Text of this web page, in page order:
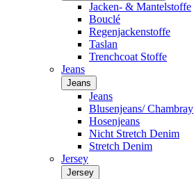
Jacken- & Mantelstoffe
Bouclé
Regenjackenstoffe
Taslan
Trenchcoat Stoffe
Jeans
Jeans
Jeans
Blusenjeans/ Chambray
Hosenjeans
Nicht Stretch Denim
Stretch Denim
Jersey
Jersey